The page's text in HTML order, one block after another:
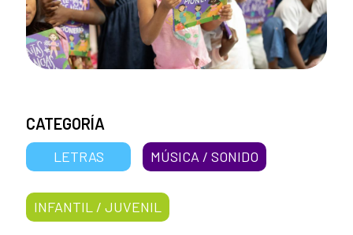
CATEGORÍA
LETRAS MÚSICA / SONIDO
INFANTIL / JUVENIL